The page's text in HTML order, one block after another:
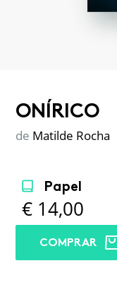
ONÍRICO
de Matilde Rocha
Papel
€ 14,00
COMPRAR